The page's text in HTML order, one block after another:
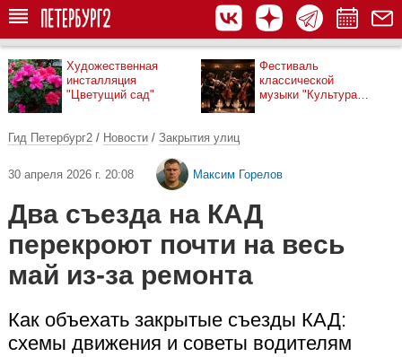
Художественная
инсталляция
"Цветущий сад"
Фестиваль
классической
музыки "Культура
Гид Петербург2 / Новости / Закрытия улиц
30 апреля 2026 г. 20:08 Максим Горелов
Два съезда на КАД
перекроют почти на весь
май из-за ремонта
Как объехать закрытые съезды КАД:
схемы движения и советы водителям